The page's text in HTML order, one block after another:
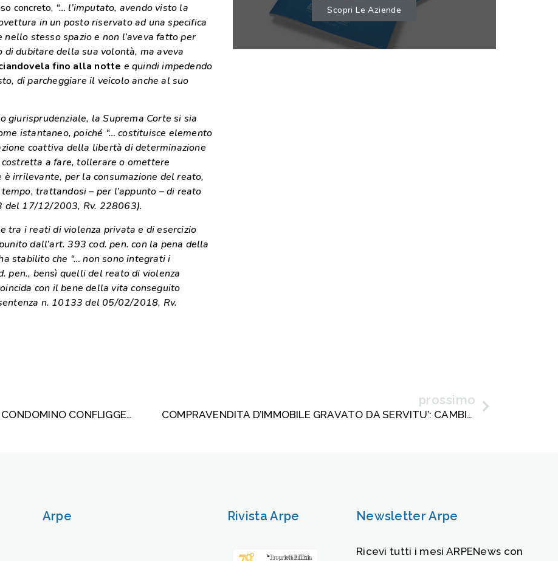
concreto, “… l’imputato, avendo visto la
in un posto riservato ad una specifica
stesso spazio e non l’aveva fatto per
dubitare della sua volontà, ma aveva
fino alla notte e quindi impedendo
di parcheggiare il veicolo anche al suo
giurisprudenziale, la Suprema Corte si sia
istantaneo, poiché “… costituisce elemento
coattiva della libertà di determinazione
a fare, tollerare o omettere
irrilevante, per la consumazione del reato,
trattandosi – per l’appunto – di reato
del 17/12/2003, Rv. 228063).
tra i reati di violenza privata e di esercizio
dall’art. 393 cod. pen. con la pena della
stabilito che “… non sono integrati i
pen., bensì quelli del reato di violenza
con il bene della vita conseguito
n. 10133 del 05/02/2018, Rv.
Scopri Le Aziende
VA CONVOCATO ALL’ASSEMBLEA IL CONDOMINO CONFLIGGENTE?
prossimo
COMPRAVENDITA D’IMMOBILE GRAVATO DA SERVITU’: CAMBIA L’ORIENTAMENTO DELLA CASSAZIONE IN MATERIA DI TRASCRIZIONE.
Arpe Rivista Arpe Newsletter Arpe
Ricevi tutti i mesi ARPENews con